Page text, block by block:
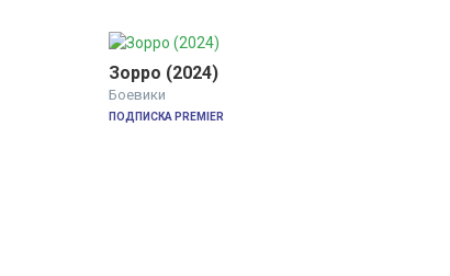
Зорро (2024)
Боевики
ПОДПИСКА PREMIER